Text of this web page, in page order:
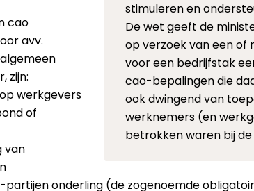
stimuleren en
De wet geeft de
op verzoek van een
voor een bedrijfstak
cao-bepalingen die
ook dwingend van
werknemers (en
betrokken waren bij
cao
avv.
zijn:
werkgevers
of
van
partijen onderling (de zogenoemde